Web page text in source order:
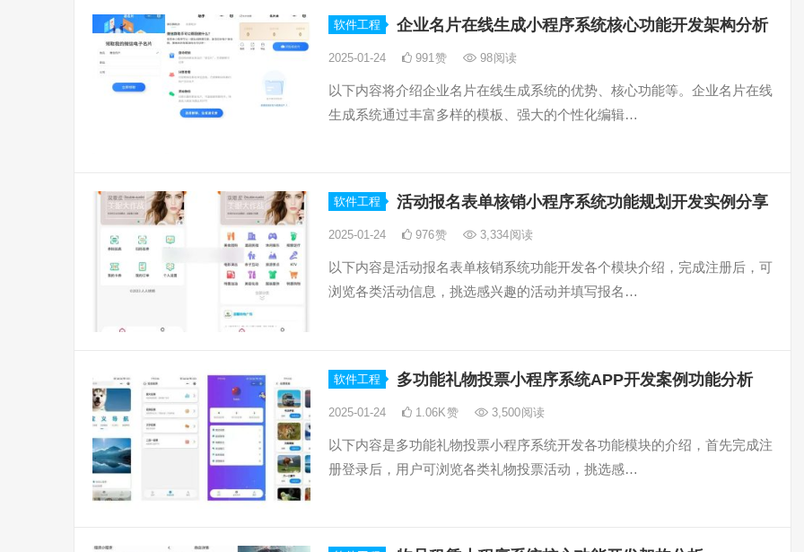
软件工程 企业名片在线生成小程序系统核心功能开发架构分析
2025-01-24 991赞 98阅读
以下内容将介绍企业名片在线生成系统的优势、核心功能等。企业名片在线
生成系统通过丰富多样的模板、强大的个性化编辑…
软件工程 活动报名表单核销小程序系统功能规划开发实例分享
2025-01-24 976赞 3,334阅读
以下内容是活动报名表单核销系统功能开发各个模块介绍，完成注册后，可
浏览各类活动信息，挑选感兴趣的活动并填写报名…
软件工程 多功能礼物投票小程序系统APP开发案例功能分析
2025-01-24 1.06K赞 3,500阅读
以下内容是多功能礼物投票小程序系统开发各功能模块的介绍，首先完成注
册登录后，用户可浏览各类礼物投票活动，挑选感…